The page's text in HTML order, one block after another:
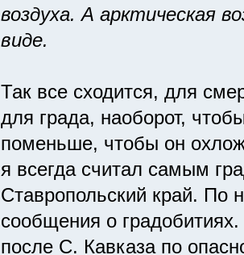
воздуха. А арктическая
виде.
Так все сходится, для
для града, наоборот,
поменьше, чтобы он
я всегда считал самым
Ставропольский край. По
сообщения о
после С. Кавказа по